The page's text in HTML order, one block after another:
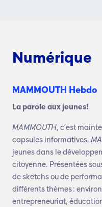
Numérique
MAMMOUTH Hebdo
La parole aux jeunes!
MAMMOUTH, c’est
capsules informatives,
jeunes dans le
citoyenne. Présentées
de sketchs ou de
différents thèmes:
entrepreneuriat,